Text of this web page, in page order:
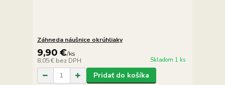
Záhneda náušnice okrúhliaky
9,90 €/ks
8,05 € bez DPH Skladom 1 ks
Pridať do košíka